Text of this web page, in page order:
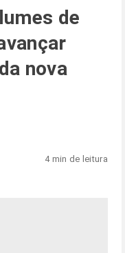
de
nova
4 min de leitura